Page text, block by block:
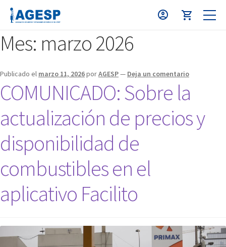
Mes: marzo 2026
Publicado el marzo 11, 2026porAGESP— Deja un comentario
COMUNICADO: Sobre la
actualización de precios y
disponibilidad de
combustibles en el
aplicativo Facilito